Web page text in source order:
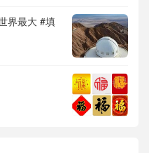
界最大 #填